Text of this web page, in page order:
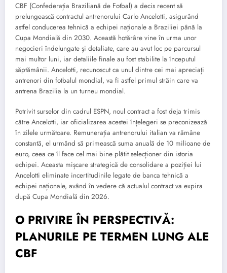
CBF (Confederația Braziliană de Fotbal) a decis recent să
prelungească contractul antrenorului Carlo Ancelotti, asigurând
astfel conducerea tehnică a echipei naționale a Braziliei până la
Cupa Mondială din 2030. Această hotărâre vine în urma unor
negocieri îndelungate și detaliate, care au avut loc pe parcursul
mai multor luni, iar detaliile finale au fost stabilite la începutul
săptămânii. Ancelotti, recunoscut ca unul dintre cei mai apreciați
antrenori din fotbalul mondial, va fi astfel primul străin care va
antrena Brazilia la un turneu mondial.
Potrivit surselor din cadrul ESPN, noul contract a fost deja trimis
către Ancelotti, iar oficializarea acestei înțelegeri se preconizează
în zilele următoare. Remunerația antrenorului italian va rămâne
constantă, el urmând să primească suma anuală de 10 milioane de
euro, ceea ce îl face cel mai bine plătit selecționer din istoria
echipei. Aceasta mișcare strategică de consolidare a poziției lui
Ancelotti eliminate incertitudinile legate de banca tehnică a
echipei naționale, având în vedere că actualul contract va expira
după Cupa Mondială din 2026.
O PRIVIRE ÎN PERSPECTIVĂ:
PLANURILE PE TERMEN LUNG ALE
CBF